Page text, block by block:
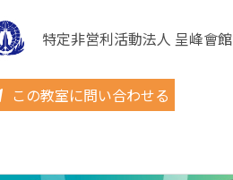
特定非営利活動法人 呈峰會館
この教室に問い合わせる